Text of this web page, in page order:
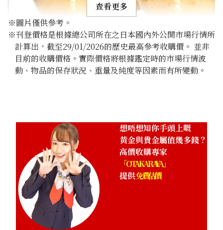
24K gold (K24) sake set
查看更多
※圖片僅供參考。
※刊登價格是根據總公司所在之日本國內外公開市場行情所
計算出，截至29/01/2026的歷史最高參考收購價。 並非
目前的收購價格。實際價格將根據鑑定時的市場行情波
動、物品的保存狀況、重量及純度等因素而有所變動。
想唔想知你手頭上嘅
黃金與貴金屬值幾多錢？
高價收購專家
「OTAKARAYA」
提供免費估價